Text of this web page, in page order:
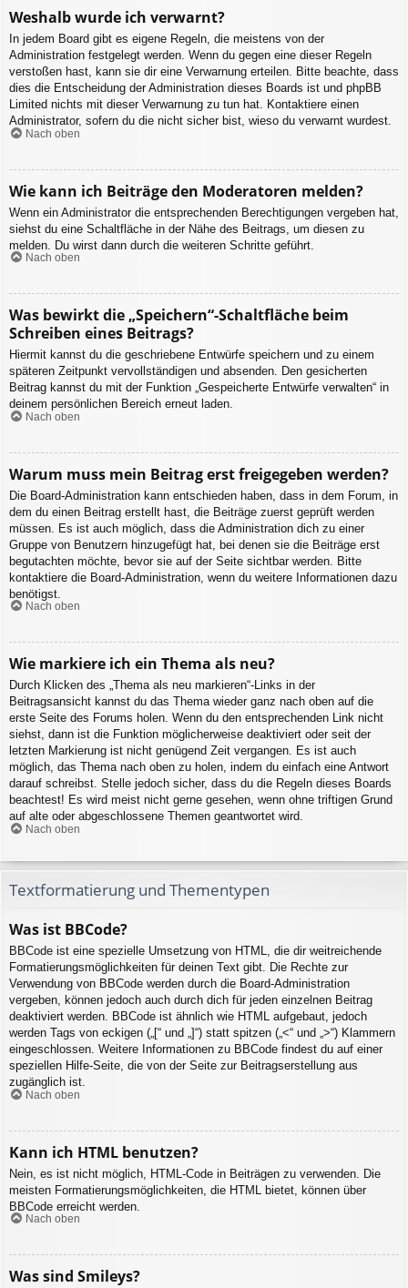
Weshalb wurde ich verwarnt?
In jedem Board gibt es eigene Regeln, die meistens von der
Administration festgelegt werden. Wenn du gegen eine dieser Regeln
verstoßen hast, kann sie dir eine Verwarnung erteilen. Bitte beachte, dass
dies die Entscheidung der Administration dieses Boards ist und phpBB
Limited nichts mit dieser Verwarnung zu tun hat. Kontaktiere einen
Administrator, sofern du die nicht sicher bist, wieso du verwarnt wurdest.
Nach oben
Wie kann ich Beiträge den Moderatoren melden?
Wenn ein Administrator die entsprechenden Berechtigungen vergeben hat,
siehst du eine Schaltfläche in der Nähe des Beitrags, um diesen zu
melden. Du wirst dann durch die weiteren Schritte geführt.
Nach oben
Was bewirkt die „Speichern“-Schaltfläche beim
Schreiben eines Beitrags?
Hiermit kannst du die geschriebene Entwürfe speichern und zu einem
späteren Zeitpunkt vervollständigen und absenden. Den gesicherten
Beitrag kannst du mit der Funktion „Gespeicherte Entwürfe verwalten“ in
deinem persönlichen Bereich erneut laden.
Nach oben
Warum muss mein Beitrag erst freigegeben werden?
Die Board-Administration kann entschieden haben, dass in dem Forum, in
dem du einen Beitrag erstellt hast, die Beiträge zuerst geprüft werden
müssen. Es ist auch möglich, dass die Administration dich zu einer
Gruppe von Benutzern hinzugefügt hat, bei denen sie die Beiträge erst
begutachten möchte, bevor sie auf der Seite sichtbar werden. Bitte
kontaktiere die Board-Administration, wenn du weitere Informationen dazu
benötigst.
Nach oben
Wie markiere ich ein Thema als neu?
Durch Klicken des „Thema als neu markieren“-Links in der
Beitragsansicht kannst du das Thema wieder ganz nach oben auf die
erste Seite des Forums holen. Wenn du den entsprechenden Link nicht
siehst, dann ist die Funktion möglicherweise deaktiviert oder seit der
letzten Markierung ist nicht genügend Zeit vergangen. Es ist auch
möglich, das Thema nach oben zu holen, indem du einfach eine Antwort
darauf schreibst. Stelle jedoch sicher, dass du die Regeln dieses Boards
beachtest! Es wird meist nicht gerne gesehen, wenn ohne triftigen Grund
auf alte oder abgeschlossene Themen geantwortet wird.
Nach oben
Textformatierung und Thementypen
Was ist BBCode?
BBCode ist eine spezielle Umsetzung von HTML, die dir weitreichende
Formatierungsmöglichkeiten für deinen Text gibt. Die Rechte zur
Verwendung von BBCode werden durch die Board-Administration
vergeben, können jedoch auch durch dich für jeden einzelnen Beitrag
deaktiviert werden. BBCode ist ähnlich wie HTML aufgebaut, jedoch
werden Tags von eckigen („[“ und „]“) statt spitzen („<“ und „>“) Klammern
eingeschlossen. Weitere Informationen zu BBCode findest du auf einer
speziellen Hilfe-Seite, die von der Seite zur Beitragserstellung aus
zugänglich ist.
Nach oben
Kann ich HTML benutzen?
Nein, es ist nicht möglich, HTML-Code in Beiträgen zu verwenden. Die
meisten Formatierungsmöglichkeiten, die HTML bietet, können über
BBCode erreicht werden.
Nach oben
Was sind Smileys?